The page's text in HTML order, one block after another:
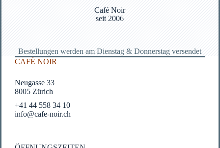
Café Noir
seit 2006
Bestellungen werden am Dienstag & Donnerstag versendet
CAFÉ NOIR
Neugasse 33
8005 Zürich
+41 44 558 34 10
info@cafe-noir.ch